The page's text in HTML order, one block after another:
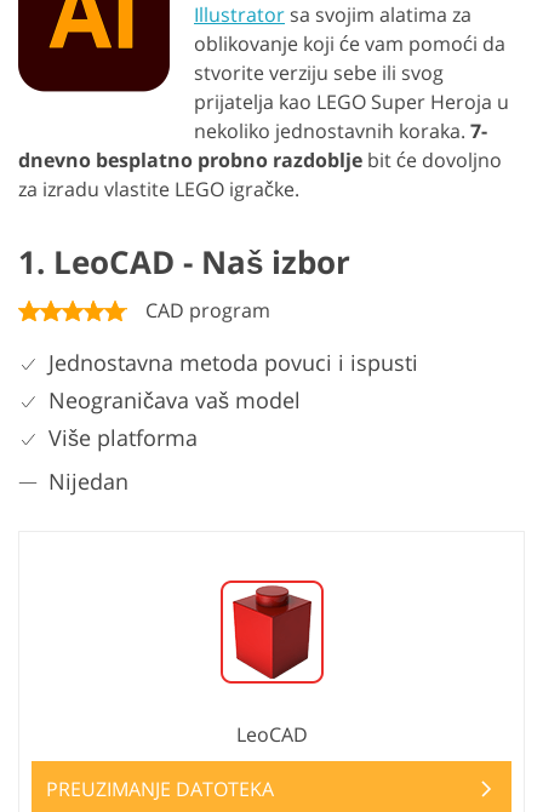
Illustrator sa svojim alatima za
oblikovanje koji će vam pomoći da
stvorite verziju sebe ili svog
prijatelja kao LEGO Super Heroja u
nekoliko jednostavnih koraka. 7-
dnevno besplatno probno razdoblje bit će dovoljno
za izradu vlastite LEGO igračke.
1. LeoCAD - Naš izbor
CAD program
Jednostavna metoda povuci i ispusti
Neograničava vaš model
Više platforma
Nijedan
LeoCAD
PREUZIMANJE DATOTEKA